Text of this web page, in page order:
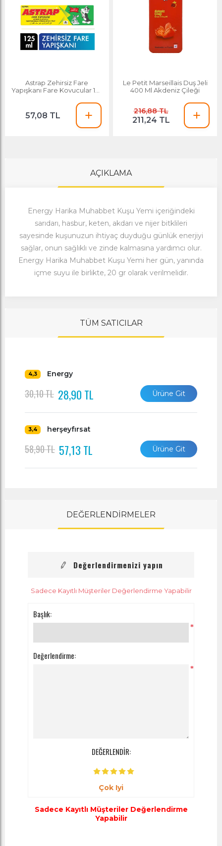
Astrap Zehirsiz Fare
Yapışkanı Fare Kovucular 125
57,08 TL
Le Petit Marseillais Duş Jeli
400 Ml Akdeniz Çileği
216,88 TL
211,24 TL
AÇIKLAMA
Energy Harika Muhabbet Kuşu Yemi içeriğindeki
sarıdarı, hasbur, keten, akdarı ve nijer bitklileri
sayesinde kuşunuzun ihtiyaç duyduğu günlük enerjiyi
sağlar, onun sağlıklı ve zinde kalmasına yardımcı olur.
Energy Harika Muhabbet Kuşu Yemi her gün, yanında
içme suyu ile birlikte, 20 gr olarak verilmelidir.
TÜM SATICILAR
4,3 Energy
30,10 TL 28,90 TL Ürüne Git
3,4 herşeyfırsat
58,90 TL 57,13 TL Ürüne Git
DEĞERLENDİRMELER
Değerlendirmenizi yapın
Sadece Kayıtlı Müşteriler Değerlendirme Yapabilir
Başlık:
*
Değerlendirme:
*
DEĞERLENDİR:
Çok Iyi
Sadece Kayıtlı Müşteriler Değerlendirme
Yapabilir